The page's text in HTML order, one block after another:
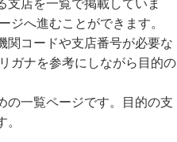
支店を一覧で掲載していま
ジへ進むことができます。
関コードや支店番号が必要な
ガナを参考にしながら目的の
の一覧ページです。目的の支